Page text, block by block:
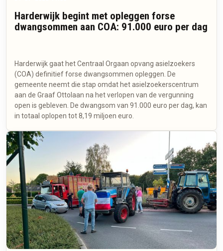
Harderwijk begint met opleggen forse
dwangsommen aan COA: 91.000 euro per dag
Harderwijk gaat het Centraal Orgaan opvang asielzoekers
(COA) definitief forse dwangsommen opleggen. De
gemeente neemt die stap omdat het asielzoekerscentrum
aan de Graaf Ottolaan na het verlopen van de vergunning
open is gebleven. De dwangsom van 91.000 euro per dag, kan
in totaal oplopen tot 8,19 miljoen euro.